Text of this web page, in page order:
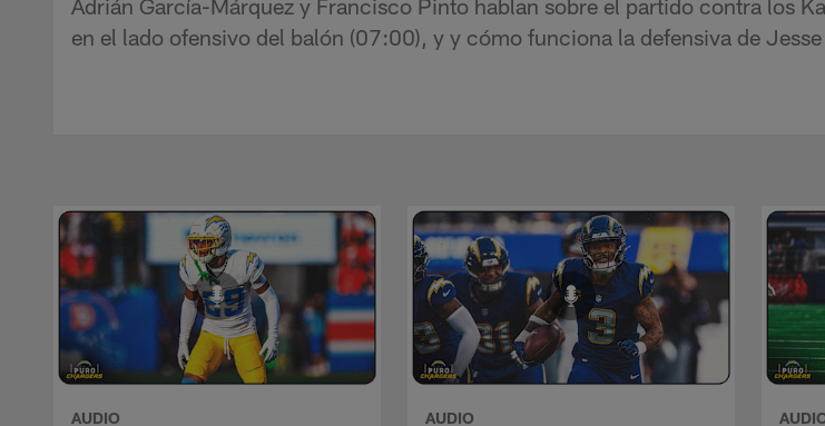
Adrián García-Márquez y Francisco Pinto hablan sobre el partido contra los
en el lado ofensivo del balón (07:00), y y cómo funciona la defensiva de
AUDIO AUDIO